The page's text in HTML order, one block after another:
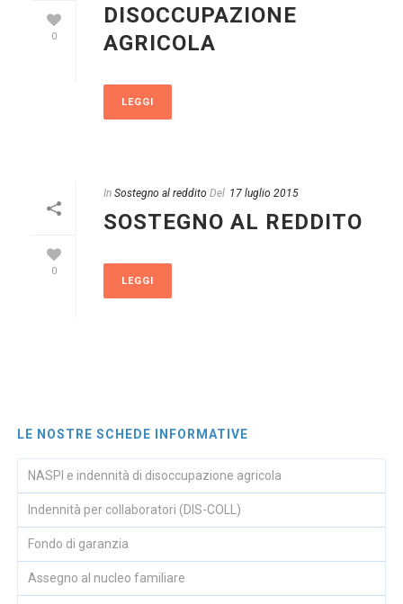
0
DISOCCUPAZIONE
AGRICOLA
LEGGI
0
In Sostegno al reddito Del 17 luglio 2015
SOSTEGNO AL REDDITO
LEGGI
LE NOSTRE SCHEDE INFORMATIVE
NASPI e indennità di disoccupazione agricola
Indennità per collaboratori (DIS-COLL)
Fondo di garanzia
Assegno al nucleo familiare